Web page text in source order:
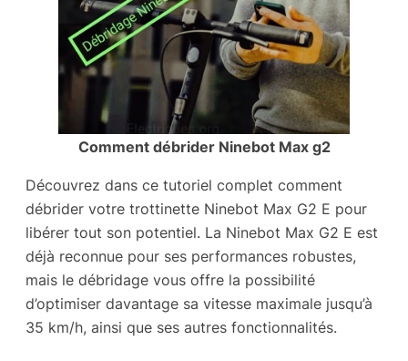
Comment débrider Ninebot Max g2
Découvrez dans ce tutoriel complet comment
débrider votre trottinette Ninebot Max G2 E pour
libérer tout son potentiel. La Ninebot Max G2 E est
déjà reconnue pour ses performances robustes,
mais le débridage vous offre la possibilité
d’optimiser davantage sa vitesse maximale jusqu’à
35 km/h, ainsi que ses autres fonctionnalités.